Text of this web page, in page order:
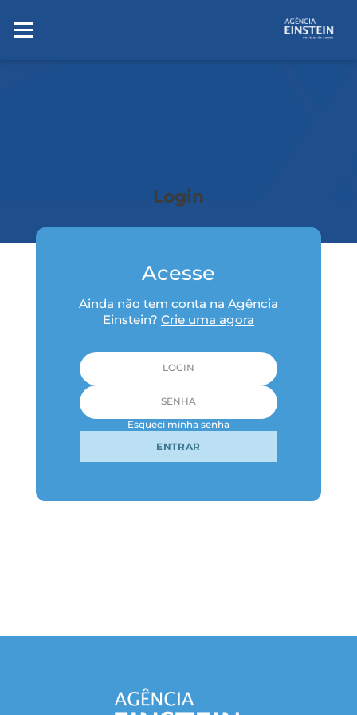
Login
Acesse
Ainda não tem conta na Agência
Einstein? Crie uma agora
Esqueci minha senha
ENTRAR